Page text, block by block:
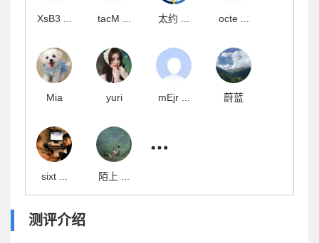
XsB3 ... tacM ... 太约 ... octe ...
Mia yuri mEjr ... 蔚蓝
sixt ... 陌上 ...
测评介绍